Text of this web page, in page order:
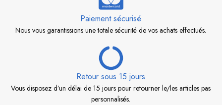
Paiement sécurisé
Nous vous garantissions une totale sécurité de vos achats effectués.
Retour sous 15 jours
Vous disposez d’un délai de 15 jours pour retourner le/les articles pas
personnalisés.